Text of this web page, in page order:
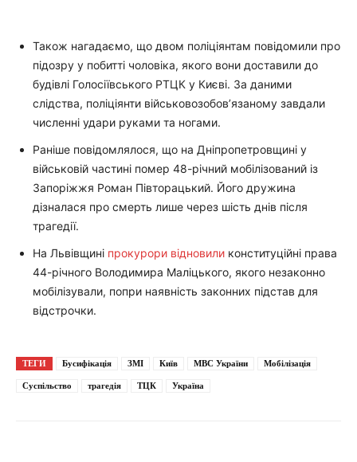
Також нагадаємо, що двом поліціянтам повідомили про
підозру у побитті чоловіка, якого вони доставили до
будівлі Голосіївського РТЦК у Києві. За даними
слідства, поліціянти військовозобов’язаному завдали
численні удари руками та ногами.
Раніше повідомлялося, що на Дніпропетровщині у
військовій частині помер 48-річний мобілізований із
Запоріжжя Роман Півторацький. Його дружина
дізналася про смерть лише через шість днів після
трагедії.
На Львівщині прокурори відновили конституційні права
44-річного Володимира Маліцького, якого незаконно
мобілізували, попри наявність законних підстав для
відстрочки.
ТЕГИ Бусифікація ЗМІ Київ МВС України Мобілізація
Суспільство трагедія ТЦК Україна